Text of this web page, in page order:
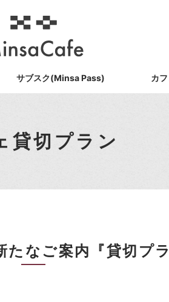
サブスク(Minsa Pass) カ
貸切プラン
たなご案内『貸切プ